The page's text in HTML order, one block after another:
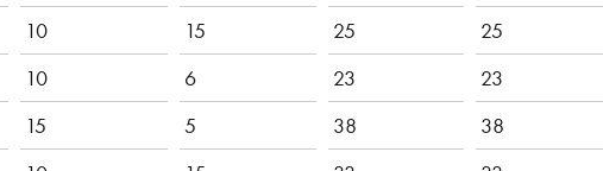
10 15 25 25
10 6 23 23
15 5 38 38